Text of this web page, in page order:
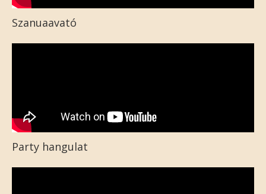
Szanuaavató
Party hangulat